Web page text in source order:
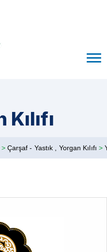
> Çarşaf - Yastık , Yorgan Kılıfı >